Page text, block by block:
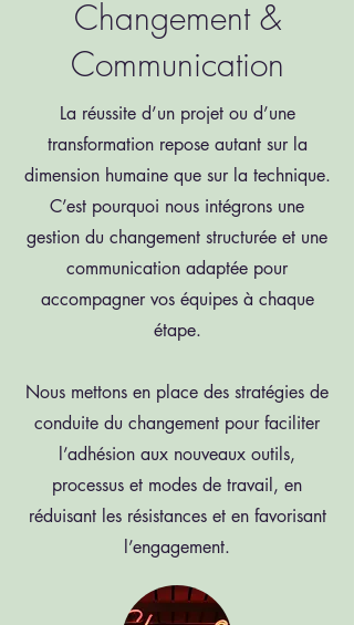
Changement &
Communication
La réussite d’un projet ou d’une
transformation repose autant sur la
dimension humaine que sur la technique.
C’est pourquoi nous intégrons une
gestion du changement structurée et une
communication adaptée pour
accompagner vos équipes à chaque
étape.
Nous mettons en place des stratégies de
conduite du changement pour faciliter
l’adhésion aux nouveaux outils,
processus et modes de travail, en
réduisant les résistances et en favorisant
l’engagement.